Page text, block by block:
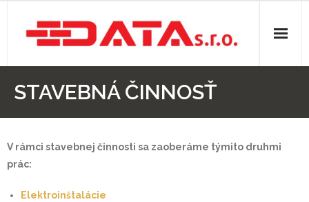
- Elektroinštalácie
STAVEBNÁ ČINNOSŤ
V rámci stavebnej činnosti sa zaoberáme týmito druhmi
prác:
Elektroinštalácie